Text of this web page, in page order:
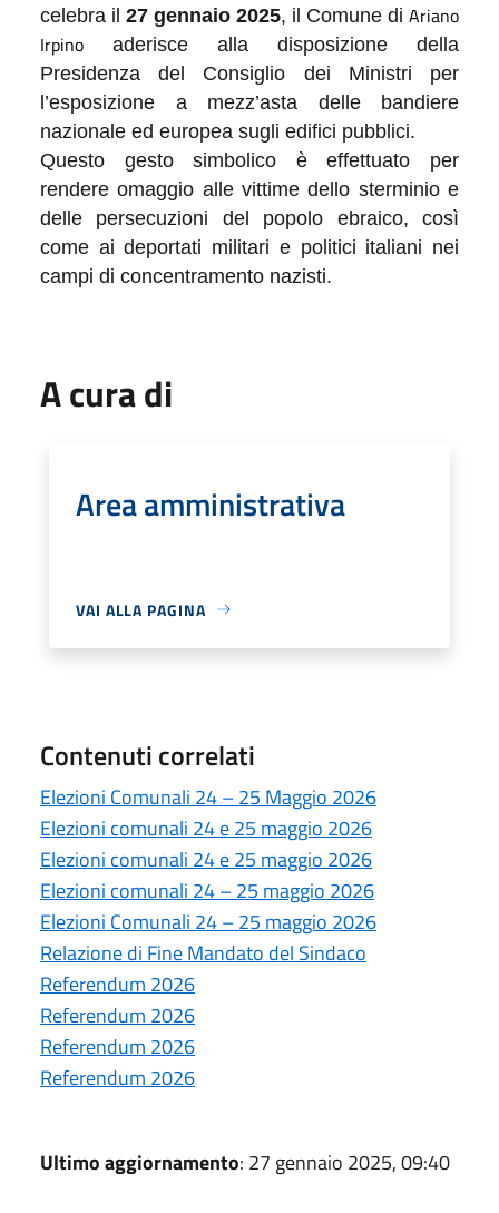
celebra il 27 gennaio 2025, il Comune di Ariano
Irpino aderisce alla disposizione della
Presidenza del Consiglio dei Ministri per
l’esposizione a mezz’asta delle bandiere
nazionale ed europea sugli edifici pubblici.
Questo gesto simbolico èeffettuato per
rendere omaggio alle vittime dello sterminio e
delle persecuzioni del popolo ebraico, così
come ai deportati militari e politici italiani nei
campi di concentramento nazisti.
A cura di
Area amministrativa
VAI ALLA PAGINA
Contenuti correlati
Elezioni Comunali 24 – 25 Maggio 2026
Elezioni comunali 24 e 25 maggio 2026
Elezioni comunali 24 e 25 maggio 2026
Elezioni comunali 24 – 25 maggio 2026
Elezioni Comunali 24 – 25 maggio 2026
Relazione di Fine Mandato del Sindaco
Referendum 2026
Referendum 2026
Referendum 2026
Referendum 2026
Ultimo aggiornamento: 27 gennaio 2025, 09:40